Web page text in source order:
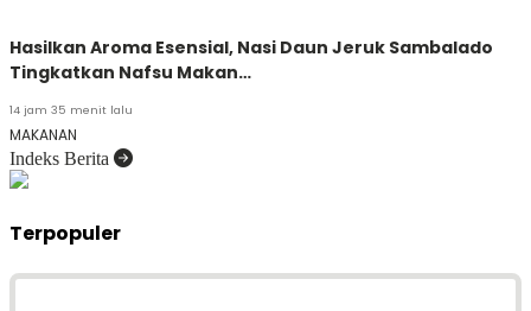
Hasilkan Aroma Esensial, Nasi Daun Jeruk Sambalado
Tingkatkan Nafsu Makan…
14 jam 35 menit lalu
MAKANAN
Indeks Berita
Terpopuler